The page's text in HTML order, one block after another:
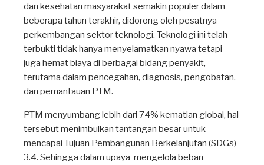
dan kesehatan masyarakat semakin populer dalam
beberapa tahun terakhir, didorong oleh pesatnya
perkembangan sektor teknologi. Teknologi ini telah
terbukti tidak hanya menyelamatkan nyawa tetapi
juga hemat biaya di berbagai bidang penyakit,
terutama dalam pencegahan, diagnosis, pengobatan,
dan pemantauan PTM.
PTM menyumbang lebih dari 74% kematian global, hal
tersebut menimbulkan tantangan besar untuk
mencapai Tujuan Pembangunan Berkelanjutan (SDGs)
3.4. Sehingga dalam upaya mengelola beban